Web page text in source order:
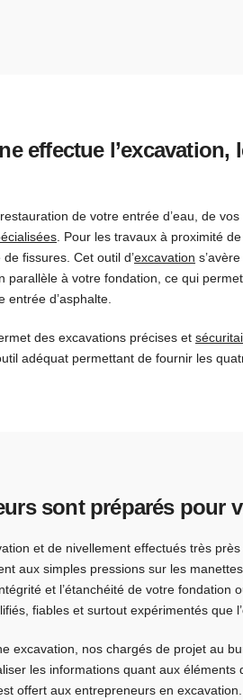
effectue
de votre entrée d’eau, de
. Pour les travaux à proximité
fissures. Cet outil d’excavation
parallèle à votre fondation, ce qui
entrée d’asphalte.
des excavations précises et
adéquat permettant de fournir les
sont préparés pour
et de nivellement effectués très
aux simples pressions sur les
et l’étanchéité de votre
fiables et surtout expérimentés que
excavation, nos chargés de projet au
les informations quant aux
offert aux entrepreneurs en